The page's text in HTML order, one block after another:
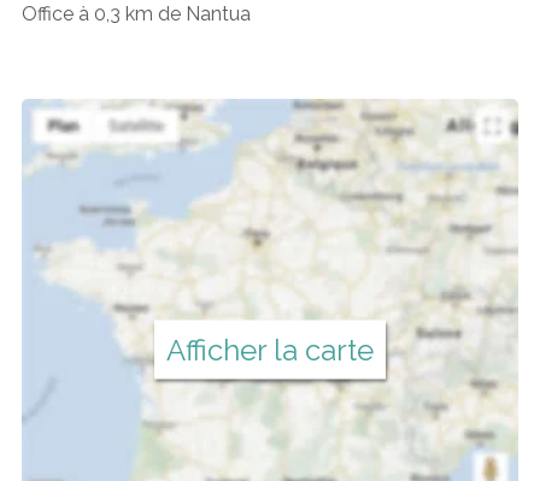
Office à 0,3 km de Nantua
Afficher la carte